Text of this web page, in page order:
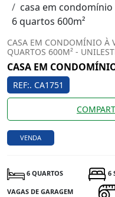
casa em
6 quartos 600m²
CASA EM CONDOMÍNIO À
QUARTOS 600M² -
CASA EM
REF:. CA1751
VENDA
6 QUARTOS 6
VAGAS DE GARAGEM